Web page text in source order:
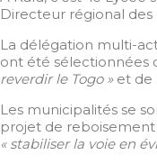
Directeur régional des
La délégation multi-
ont été sélectionnées
reverdir le Togo » et de
Les municipalités se
projet de reboisement
« stabiliser la voie en